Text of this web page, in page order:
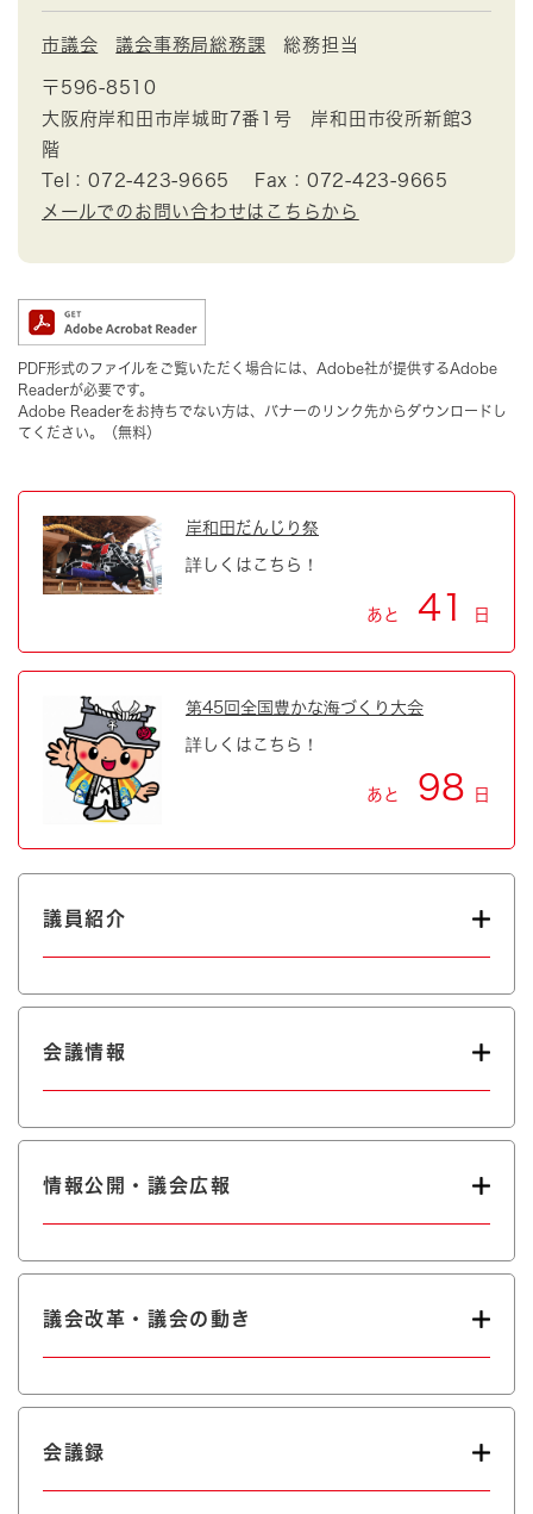
市議会 議会事務局総務課 総務担当
〒596-8510
大阪府岸和田市岸城町7番1号 岸和田市役所新館3
階
Tel：072-423-9665
Fax：072-423-9665
メールでのお問い合わせはこちらから
PDF形式のファイルをご覧いただく場合には、Adobe社が提供するAdobe
Readerが必要です。
Adobe Readerをお持ちでない方は、バナーのリンク先からダウンロードし
てください。（無料）
岸和田だんじり祭
詳しくはこちら！
あと 41 日
第45回全国豊かな海づくり大会
詳しくはこちら！
あと 98 日
議員紹介
会議情報
情報公開・議会広報
議会改革・議会の動き
会議録